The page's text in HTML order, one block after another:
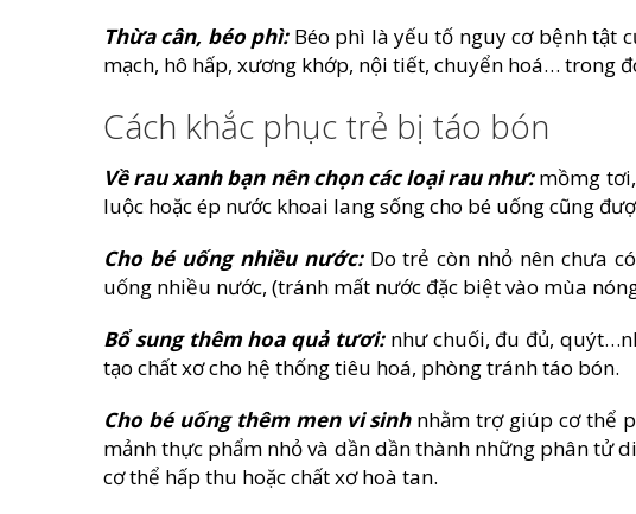
Thừa cân, béo phì:Béo phì là yếu tố nguy cơ bệnh tật
mạch, hô hấp, xương khớp, nội tiết, chuyển hoá… trong
Cách khắc phục trẻ bị táo bón
Về rau xanh bạn nên chọn các loại rau như:mồmg
luộc hoặc ép nước khoai lang sống cho bé uống cũng
Cho bé uống nhiều nước: Do trẻ còn nhỏ nên chưa
uống nhiều nước, (tránh mất nước đặc biệt vào mùa
Bổ sung thêm hoa quả tươi:như chuối, đu đủ,
tạo chất xơ cho hệ thống tiêu hoá, phòng tránh táo bón.
Cho bé uống thêm men vi sinh nhằm trợ giúp cơ thể
mảnh thực phẩm nhỏ và dần dần thành những phân tử
cơ thể hấp thu hoặc chất xơ hoà tan.